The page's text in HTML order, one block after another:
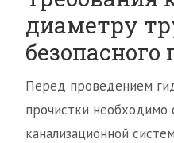
диаметру
Перед проведением
прочистки необходимо
канализационной